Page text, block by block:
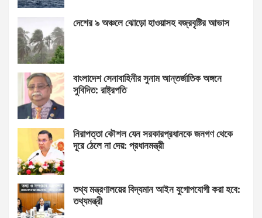
দেশের ৯ অঞ্চলে ঝোড়ো হাওয়াসহ বজ্রবৃষ্টির আভাস
বাংলাদেশ সেনাবাহিনীর সুনাম আন্তর্জাতিক অঙ্গনে
সুবিদিত: রাষ্ট্রপতি
নিরাপত্তা কৌশল যেন সরকারপ্রধানকে জনগণ থেকে
দূরে ঠেলে না দেয়: প্রধানমন্ত্রী
তথ্য মন্ত্রণালয়ের বিদ্যমান আইন যুগোপযোগী করা হবে:
তথ্যমন্ত্রী